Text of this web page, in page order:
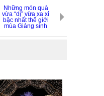
Những món quà
vừa “dị” vừa xa xỉ
bậc nhất thế giới
mùa Giáng sinh